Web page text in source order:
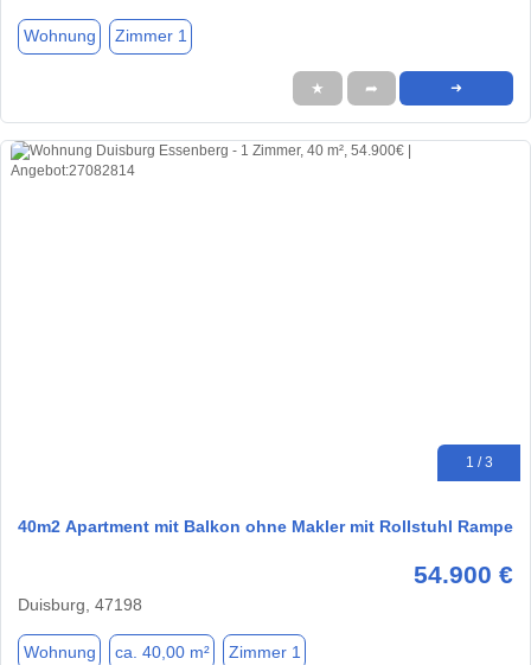
Wohnung Zimmer 1
★ ➦ ➜
1 / 3
40m2 Apartment mit Balkon ohne Makler mit Rollstuhl Rampe
54.900 €
Duisburg, 47198
Wohnung ca. 40,00 m² Zimmer 1